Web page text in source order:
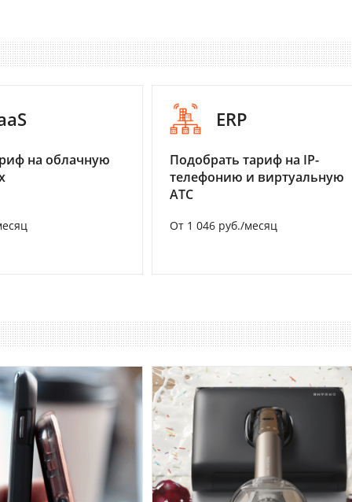
на облачную
ERP
Подобрать тариф на IP-
телефонию и виртуальную
АТС
От 1 046 руб./месяц